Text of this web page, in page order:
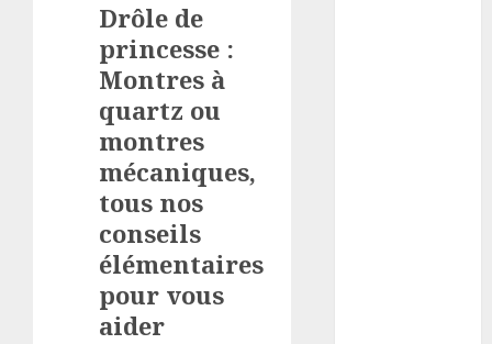
Drôle de
princesse :
Montres à
quartz ou
montres
mécaniques,
tous nos
conseils
élémentaires
pour vous
aider